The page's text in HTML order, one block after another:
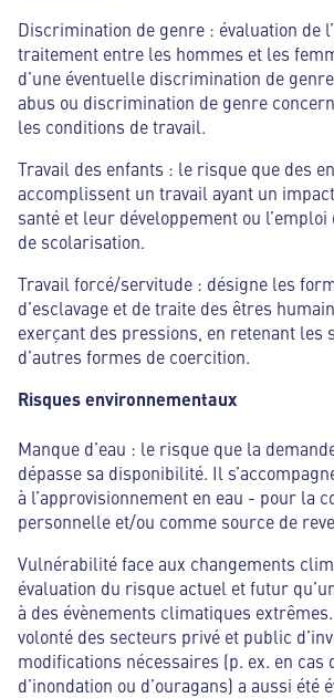
Discrimination de genre : évaluation de
traitement entre les hommes et les
d’une éventuelle discrimination de
abus ou discrimination de genre
les conditions de travail.
Travail des enfants : le risque que des
accomplissent un travail ayant un
santé et leur développement ou
de scolarisation.
Travail forcé/servitude : désigne les
d’esclavage et de traite des êtres
exerçant des pressions, en retenant les
d’autres formes de coercition.
Risques environnementaux
Manque d’eau : le risque que la
dépasse sa disponibilité. Il
à l’approvisionnement en eau - pour la
personnelle et/ou comme source de
Vulnérabilité face aux changements
évaluation du risque actuel et futur
à des évènements climatiques
volonté des secteurs privé et public
modifications nécessaires (p. ex. en cas
d’inondation ou d’ouragans) a aussi été